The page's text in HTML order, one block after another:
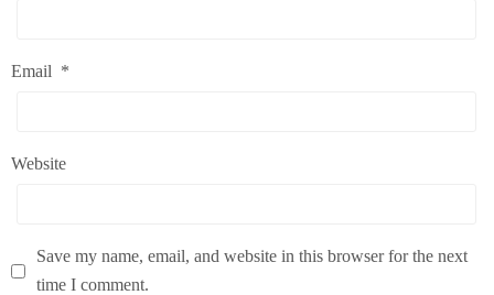
Email *
Website
Save my name, email, and website in this browser for the next
time I comment.